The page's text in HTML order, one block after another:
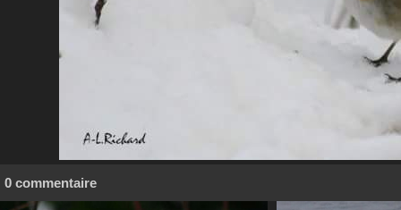
0 commentaire